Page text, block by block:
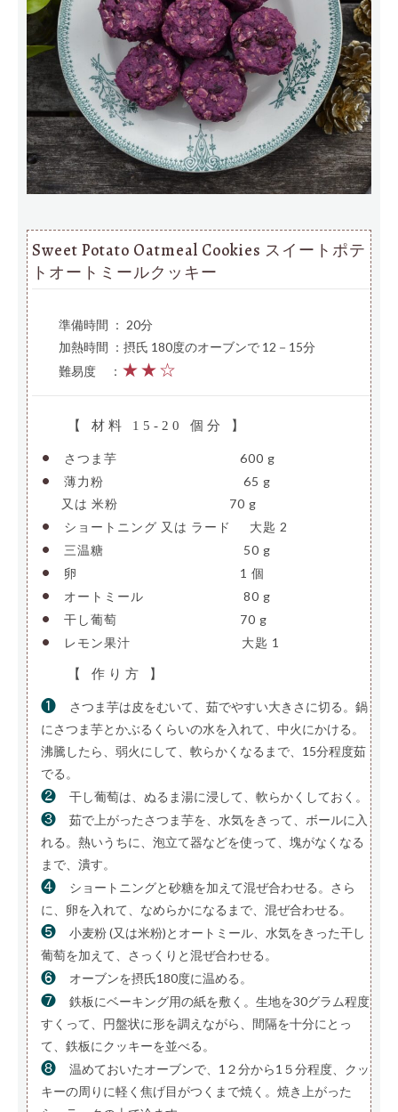
Sweet Potato Oatmeal Cookies スイートポテ
トオートミールクッキー
準備時間 ： 20分
加熱時間 ：摂氏 180度のオーブンで 12－15分
難易度
： ★★☆
【 材料 15-20 個分 】
• さつま芋 600 g
• 薄力粉
65 g
又は 米粉 70 g
• ショートニング 又は ラード 大匙 2
• 三温糖 50 g
• 卵 1 個
• オートミール 80 g
• 干し葡萄 70 g
• レモン果汁 大匙 1
【 作り方 】
❶
さつま芋は皮をむいて、茹でやすい大きさに切る。鍋
にさつま芋とかぶるくらいの水を入れて、中火にかける。
沸騰したら、弱火にして、軟らかくなるまで、15分程度茹
でる。
❷ 干し葡萄は、ぬるま湯に浸して、軟らかくしておく。
❸
茹で上がったさつま芋を、水気をきって、ボールに入
れる。熱いうちに、泡立て器などを使って、塊がなくなる
まで、潰す。
❹
ショートニングと砂糖を加えて混ぜ合わせる。さら
に、卵を入れて、なめらかになるまで、混ぜ合わせる。
❺
小麦粉 (又は米粉)とオートミール、水気をきった干し
葡萄を加えて、さっくりと混ぜ合わせる。
❻ オーブンを摂氏180度に温める。
❼
鉄板にベーキング用の紙を敷く。生地を30グラム程度
すくって、円盤状に形を調えながら、間隔を十分にとっ
て、鉄板にクッキーを並べる。
❽
温めておいたオーブンで、1２分から1５分程度、クッ
キーの周りに軽く焦げ目がつくまで焼く。焼き上がった